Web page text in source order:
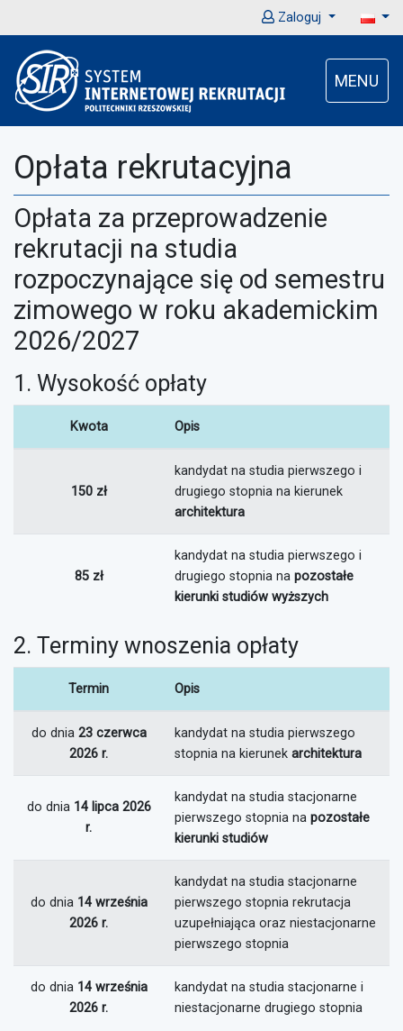
Zaloguj
MENU
Opłata rekrutacyjna
Opłata za przeprowadzenie
rekrutacji na studia
rozpoczynające się od semestru
zimowego w roku akademickim
2026/2027
1. Wysokość opłaty
Kwota Opis
150 zł
kandydat na studia pierwszego i
drugiego stopnia na kierunek
architektura
85 zł
kandydat na studia pierwszego i
drugiego stopnia na pozostałe
kierunki studiów wyższych
2. Terminy wnoszenia opłaty
Termin Opis
do dnia 23 czerwca
2026 r.
kandydat na studia pierwszego
stopnia na kierunek architektura
do dnia 14 lipca 2026
r.
kandydat na studia stacjonarne
pierwszego stopnia na pozostałe
kierunki studiów
do dnia 14 września
2026 r.
kandydat na studia stacjonarne
pierwszego stopnia rekrutacja
uzupełniająca oraz niestacjonarne
pierwszego stopnia
do dnia 14 września
2026 r.
kandydat na studia stacjonarne i
niestacjonarne drugiego stopnia